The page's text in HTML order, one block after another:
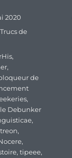
2020
Trucs de
,
,
de
,
le Debunker
,
,
,
,tipeee,